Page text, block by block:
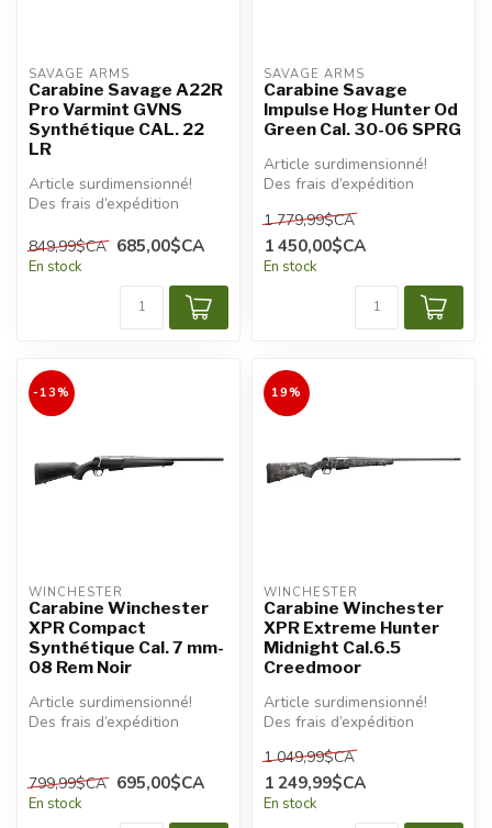
SAVAGE ARMS
Carabine Savage A22R
Pro Varmint GVNS
Synthétique CAL. 22
LR
Article surdimensionné!
Des frais d’expédition
appliqués.
849,99$CA 685,00$CA
En stock
SAVAGE ARMS
Carabine Savage
Impulse Hog Hunter Od
Green Cal. 30-06 SPRG
Article surdimensionné!
Des frais d’expédition
appliqués.
1 779,99$CA
1 450,00$CA
En stock
-13%
WINCHESTER
Carabine Winchester
XPR Compact
Synthétique Cal. 7 mm-
08 Rem Noir
Article surdimensionné!
Des frais d’expédition
799,99$CA 695,00$CA
En stock
19%
WINCHESTER
Carabine Winchester
XPR Extreme Hunter
Midnight Cal.6.5
Creedmoor
Article surdimensionné!
Des frais d’expédition
appliqués.
1 049,99$CA
1 249,99$CA
En stock